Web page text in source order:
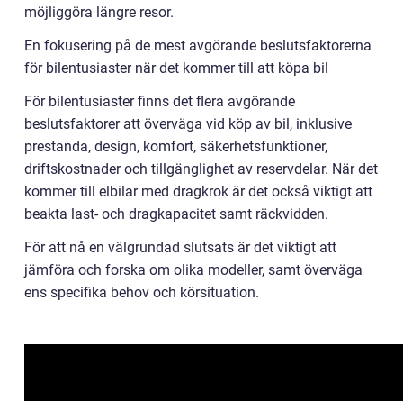
möjliggöra längre resor.
En fokusering på de mest avgörande beslutsfaktorerna
för bilentusiaster när det kommer till att köpa bil
För bilentusiaster finns det flera avgörande
beslutsfaktorer att överväga vid köp av bil, inklusive
prestanda, design, komfort, säkerhetsfunktioner,
driftskostnader och tillgänglighet av reservdelar. När det
kommer till elbilar med dragkrok är det också viktigt att
beakta last- och dragkapacitet samt räckvidden.
För att nå en välgrundad slutsats är det viktigt att
jämföra och forska om olika modeller, samt överväga
ens specifika behov och körsituation.